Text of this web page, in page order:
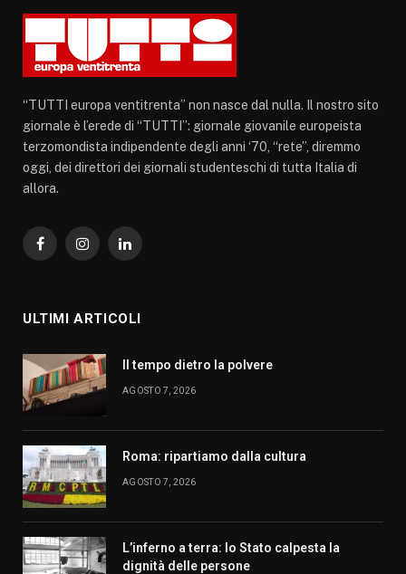
“TUTTI europa ventitrenta” non nasce dal nulla. Il nostro sito
giornale è l’erede di “TUTTI”: giornale giovanile europeista
terzomondista indipendente degli anni ‘70, “rete”, diremmo
oggi, dei direttori dei giornali studenteschi di tutta Italia di
allora.
FacebookInstagramLinkedIn
ULTIMI ARTICOLI
Il tempo dietro la polvere
AGOSTO 7, 2026
Roma: ripartiamo dalla cultura
AGOSTO 7, 2026
L’inferno a terra: lo Stato calpesta la
dignità delle persone